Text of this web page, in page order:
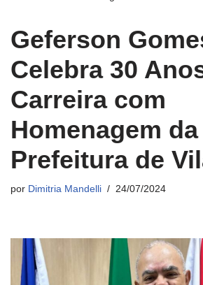
Geferson
Celebra 30
Carreira com
Homenagem da
Prefeitura de
por Dimitria Mandelli 24/07/2024